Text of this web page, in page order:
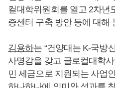
컬대학위원회를 열고 2차년
증센터 구축 방안 등에 대해
김용하는 “건양대는 K-국방
사명감을 갖고 글로컬대학
민 세금으로 지원되는 사업